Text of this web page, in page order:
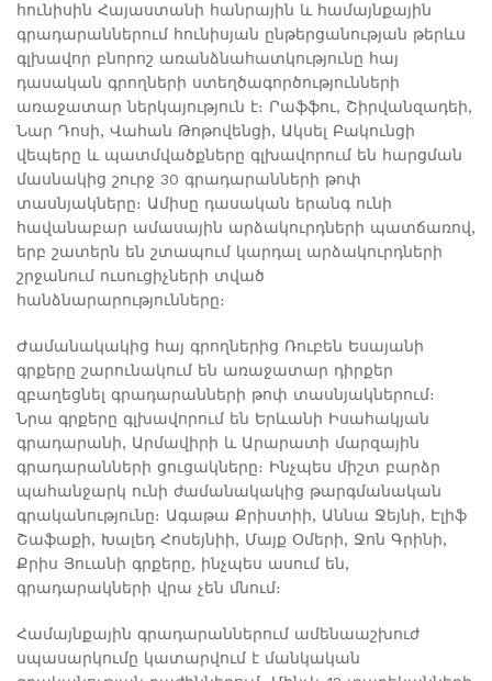
հունիսին Հայաստանի հանրային և համայնքային
գրադարաններում հունիսյան ընթերցանության թերևս
գլխավոր բնորոշ առանձնահատկությունը հայ
դասական գրողների ստեղծագործությունների
առաջատար ներկայություն է։ Րաֆֆու, Շիրվանզադեի,
Նար Դոսի, Վահան Թոթովենցի, Ակսել Բակունցի
վեպերը և պատմվածքները գլխավորում են հարցման
մասնակից շուրջ 30 գրադարանների թոփ
տասնյակները։ Ամիսը դասական երանգ ունի
հավանաբար ամասային արձակուրդների պատճառով,
երբ շատերն են շտապում կարդալ արձակուրդների
շրջանում ուսուցիչների տված
հանձնարարությունները։
Ժամանակակից հայ գրողներից Ռուբեն Եսայանի
գրքերը շարունակում են առաջատար դիրքեր
զբաղեցնել գրադարանների թոփ տասնյակներում։
Նրա գրքերը գլխավորում են Երևանի Իսահակյան
գրադարանի, Արմավիրի և Արարատի մարզային
գրադարանների ցուցակները։ Ինչպես միշտ բարձր
պահանջարկ ունի ժամանակակից թարգմանական
գրականությունը։ Ագաթա Քրիստիի, Աննա Ջեյնի, Էլիֆ
Շաֆաքի, Խալեդ Հոսեյնիի, Մայք Օմերի, Ջոն Գրինի,
Քրիս Յուանի գրքերը, ինչպես ասում են,
գրադարակների վրա չեն մնում։
Համայնքային գրադարաններում ամենաաշխուժ
սպասարկումը կատարվում է մանկական